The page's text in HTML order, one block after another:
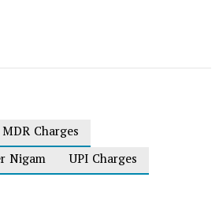
MDR Charges
Nigam
UPI Charges